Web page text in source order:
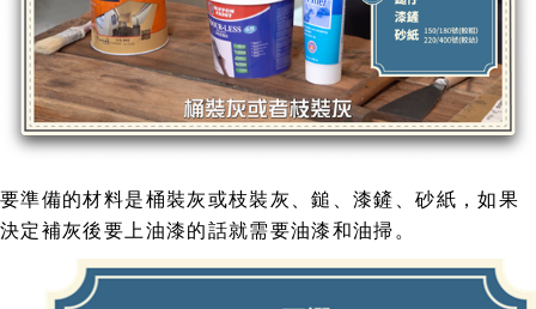
要準備的材料是桶裝灰或枝裝灰、鎚、漆鏟、砂紙，如果
決定補灰後要上油漆的話就需要油漆和油掃。